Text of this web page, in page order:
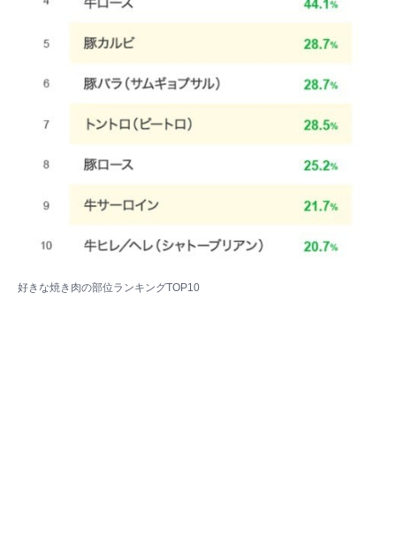
好きな焼き肉の部位ランキングTOP10